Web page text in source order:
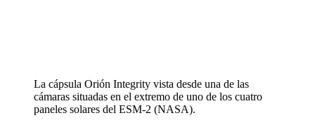
La cápsula Orión Integrity vista desde una de las
cámaras situadas en el extremo de uno de los cuatro
paneles solares del ESM-2 (NASA).